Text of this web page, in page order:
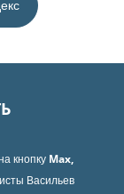
кнопку Max,
Васильев